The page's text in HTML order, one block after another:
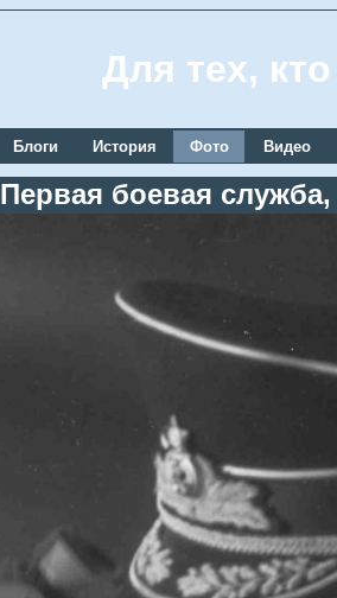
Для тех,
Блоги История Фото Видео
Первая боевая